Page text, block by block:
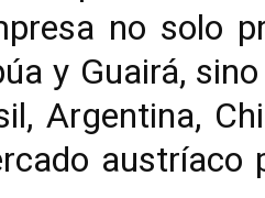
no solo
y Guairá,
Argentina,
austríaco